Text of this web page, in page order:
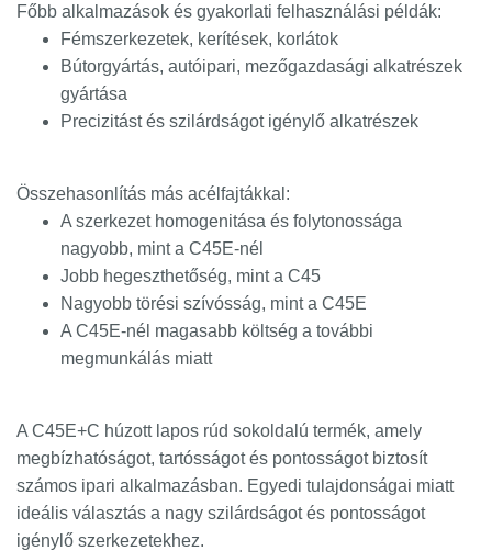
Főbb alkalmazások és gyakorlati felhasználási példák:
Fémszerkezetek, kerítések, korlátok
Bútorgyártás, autóipari, mezőgazdasági alkatrészek
gyártása
Precizitást és szilárdságot igénylő alkatrészek
Összehasonlítás más acélfajtákkal:
A szerkezet homogenitása és folytonossága
nagyobb, mint a C45E-nél
Jobb hegeszthetőség, mint a C45
Nagyobb törési szívósság, mint a C45E
A C45E-nél magasabb költség a további
megmunkálás miatt
A C45E+C húzott lapos rúd sokoldalú termék, amely
megbízhatóságot, tartósságot és pontosságot biztosít
számos ipari alkalmazásban. Egyedi tulajdonságai miatt
ideális választás a nagy szilárdságot és pontosságot
igénylő szerkezetekhez.